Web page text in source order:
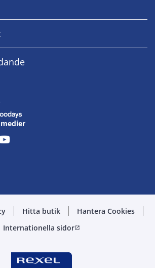
Hitta butik
Hantera Cookies
Internationella sidoropen_in_new